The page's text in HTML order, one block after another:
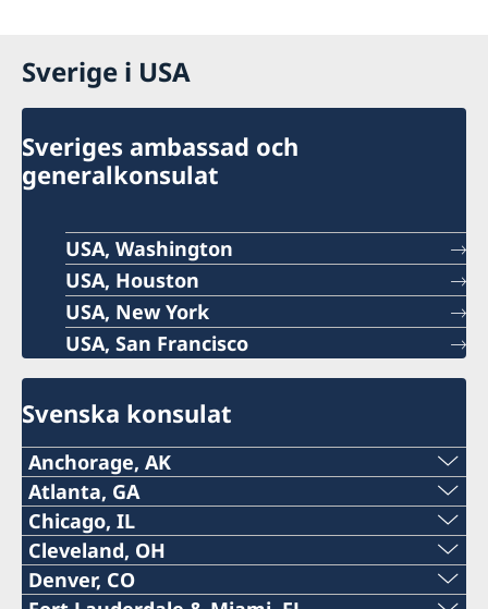
Sverige i USA
Sveriges ambassad och
generalkonsulat
USA, Washington
USA, Houston
USA, New York
USA, San Francisco
Svenska konsulat
Anchorage, AK
Tel:
+1 (907) 764-3292
E-post:
Atlanta, GA
Tel:
+1 (404) 408-7460
Chicago, IL
Tel:
+1 (312) 781 6262
Cleveland, OH
Honorärkonsulatet i Cleveland är permanent
Denver, CO